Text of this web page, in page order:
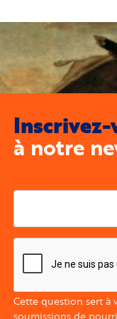
Inscrivez-
à notre
Cette question sert à
soumissions de